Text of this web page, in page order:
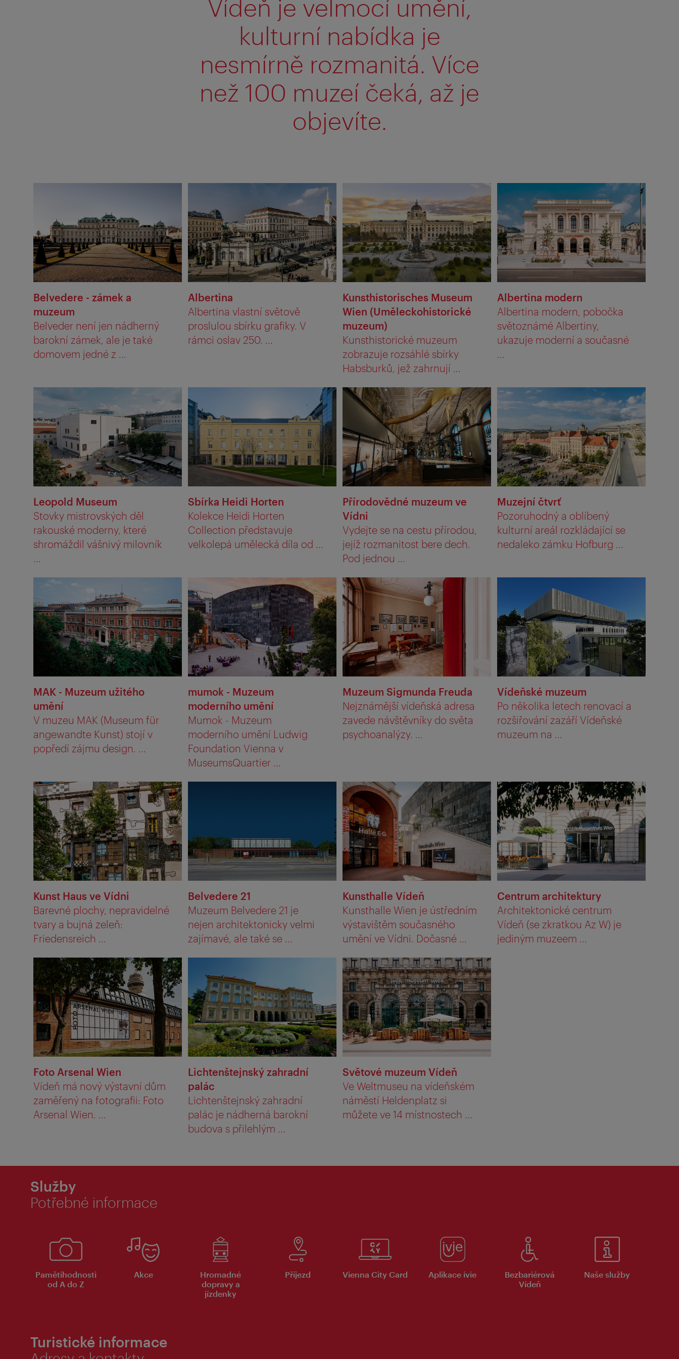
Vídeň je velmocí umění,
kulturní nabídka je
nesmírně rozmanitá. Více
než 100 muzeí čeká, až je
objevíte.
Belvedere - zámek a
muzeum
Belveder není jen nádherný
barokní zámek, ale je také
domovem jedné z ...
Albertina
Albertina vlastní světově
proslulou sbírku grafiky. V
rámci oslav 250. ...
Kunsthistorisches Museum
Wien (Uměleckohistorické
muzeum)
Kunsthistorické muzeum
zobrazuje rozsáhlé sbírky
Habsburků, jež zahrnují ...
Albertina modern
Albertina modern, pobočka
světoznámé Albertiny,
ukazuje moderní a současné
...
Leopold Museum
Stovky mistrovských děl
rakouské moderny, které
shromáždil vášnivý milovník
...
Sbírka Heidi Horten
Kolekce Heidi Horten
Collection představuje
velkolepá umělecká díla od ...
Přírodovědné muzeum ve
Vídni
Vydejte se na cestu přírodou,
jejíž rozmanitost bere dech.
Pod jednou ...
Muzejní čtvrť
Pozoruhodný a oblíbený
kulturní areál rozkládající se
nedaleko zámku Hofburg ...
MAK - Muzeum užitého
umění
V muzeu MAK (Museum für
angewandte Kunst) stojí v
popředí zájmu design. ...
mumok - Muzeum
moderního umění
Mumok - Muzeum
moderního umění Ludwig
Foundation Vienna v
MuseumsQuartier ...
Muzeum Sigmunda Freuda
Nejznámější vídeňská adresa
zavede návštěvníky do světa
psychoanalýzy. ...
Vídeňské muzeum
Po několika letech renovací a
rozšiřování zazáří Vídeňské
muzeum na ...
Kunst Haus ve Vídni
Barevné plochy, nepravidelné
tvary a bujná zeleň:
Friedensreich ...
Belvedere 21
Muzeum Belvedere 21 je
nejen architektonicky velmi
zajímavé, ale také se ...
Kunsthalle Vídeň
Kunsthalle Wien je ústředním
výstavištěm současného
umění ve Vídni. Dočasné ...
Centrum architektury
Architektonické centrum
Vídeň (se zkratkou Az W) je
jediným muzeem ...
Foto Arsenal Wien
Vídeň má nový výstavní dům
zaměřený na fotografii: Foto
Arsenal Wien. ...
Lichtenštejnský zahradní
palác
Lichtenštejnský zahradní
palác je nádherná barokní
budova s přilehlým ...
Světové muzeum Vídeň
Ve Weltmuseu na vídeňském
náměstí Heldenplatz si
můžete ve 14 místnostech ...
Služby
Potřebné informace
Pamětihodnosti
od A do Z
Akce
Hromadné
dopravy a
jízdenky
Příjezd Vienna City Card Aplikace ivie
Bezbariérová
Vídeň
Naše služby
Turistické informace